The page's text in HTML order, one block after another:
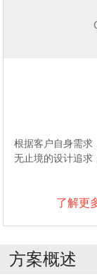
根据客户自身需求
无止境的设计追求
了解更
方案概述